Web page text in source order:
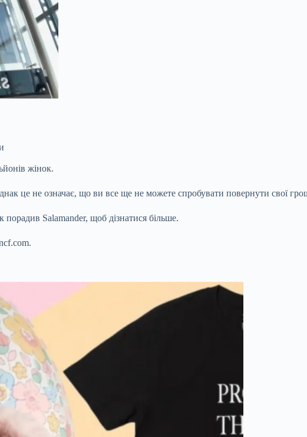
жінок.
це не означає, що ви все ще не можете спробувати повернути свої
порадив Salamander, щоб дізнатися більше.
.